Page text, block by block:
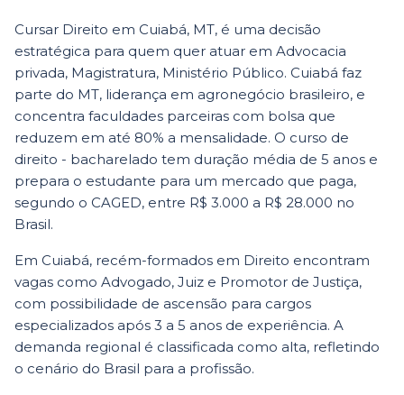
Cursar Direito em Cuiabá, MT, é uma decisão
estratégica para quem quer atuar em Advocacia
privada, Magistratura, Ministério Público. Cuiabá faz
parte do MT, liderança em agronegócio brasileiro, e
concentra faculdades parceiras com bolsa que
reduzem em até 80% a mensalidade. O curso de
direito - bacharelado tem duração média de 5 anos e
prepara o estudante para um mercado que paga,
segundo o CAGED, entre R$ 3.000 a R$ 28.000 no
Brasil.
Em Cuiabá, recém-formados em Direito encontram
vagas como Advogado, Juiz e Promotor de Justiça,
com possibilidade de ascensão para cargos
especializados após 3 a 5 anos de experiência. A
demanda regional é classificada como alta, refletindo
o cenário do Brasil para a profissão.